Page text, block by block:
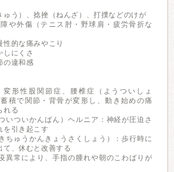
ゅう）、捻挫（ねんざ）、打撲などのけが
や外傷（テニス肘・野球肩・疲労骨折な
性的な痛みやこり
しにくさ
の違和感
変形性股関節症、腰椎症（ようついしょ
積で関節・背骨が変形し、動き始めの痛
れる
いついかんばん）ヘルニア：神経が圧迫さ
を引き起こす
ちゅうかんきょうさくしょう）：歩行時に
て、休むと改善する
異常により、手指の腫れや朝のこわばりが